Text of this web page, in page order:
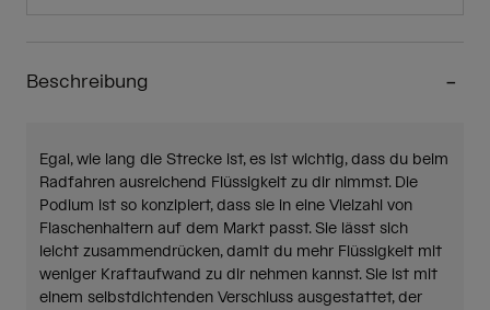
Beschreibung
Egal, wie lang die Strecke ist, es ist wichtig, dass du beim
Radfahren ausreichend Flüssigkeit zu dir nimmst. Die
Podium ist so konzipiert, dass sie in eine Vielzahl von
Flaschenhaltern auf dem Markt passt. Sie lässt sich
leicht zusammendrücken, damit du mehr Flüssigkeit mit
weniger Kraftaufwand zu dir nehmen kannst. Sie ist mit
einem selbstdichtenden Verschluss ausgestattet, der